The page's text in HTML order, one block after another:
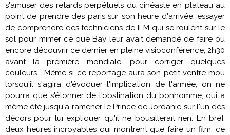
s'amuser des retards perpétuels du cinéaste en plateau au
point de prendre des paris sur son heure d'arrivée, essayer
de comprendre des techniciens de ILM qui se roulent sur le
sol pour mimer ce que Bay leur avait demandé de faire ou
encore découvrir ce dernier en pleine visioconférence, 2h30
avant la première mondiale, pour corriger quelques
couleurs... Même si ce reportage aura son petit ventre mou
lorsqu'il s'agira d'évoquer l'implication de l'armée, on ne
pourra que s'étonner de l'obstination du bonhomme, qui a
même été jusqu'à ramener le Prince de Jordanie sur l'un des
décors pour lui expliquer qu'il ne bousillerait rien. En bref,
deux heures incroyables qui montrent que faire un film, ce